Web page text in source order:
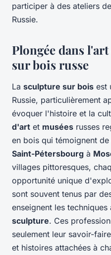
participer à des ateliers
Russie.
Plongée dans
sur bois russe
La sculpture sur bois est
Russie, particulièrement
évoquer l'histoire et la
d'art et musées russes
en bois qui témoignent
Saint-Pétersbourg à
villages pittoresques,
opportunité unique
sont souvent tenus par
enseignent les techniques
sculpture. Ces
seulement leur savoir-
et histoires attachées à